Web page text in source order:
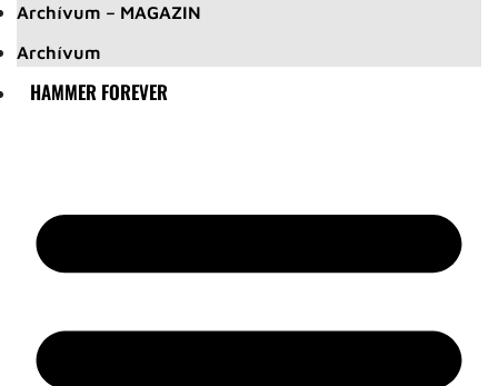
Archívum – MAGAZIN
Archívum
HAMMER FOREVER